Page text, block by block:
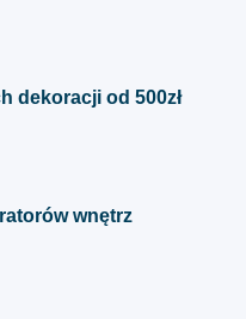
można
dekoracji od 500zł
wnętrz